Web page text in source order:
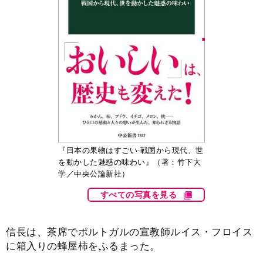
『日本の果物はすごい-戦国から現代、世
を動かした魅惑の味わい』（著：竹下大
学／中央公論新社）
すべての写真を見る
信長は、茶席でポルトガルの宣教師ルイス・フロイス
に箱入りの蜂屋柿をふるまった。